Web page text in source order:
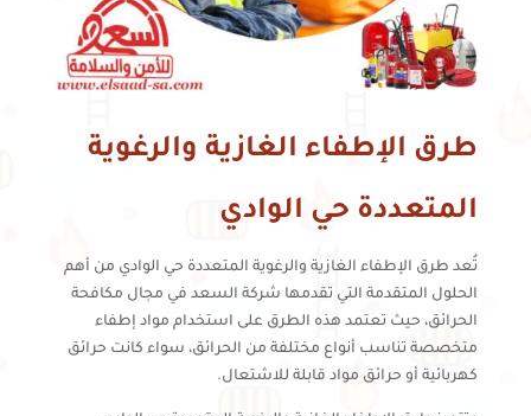
طرق الإطفاء الغازية والرغوية
المتعددة حي الوادي
تُعد طرق الإطفاء الغازية والرغوية المتعددة حي الوادي من أهم
الحلول المتقدمة التي تقدمها شركة السعد في مجال مكافحة
الحرائق، حيث تعتمد هذه الطرق على استخدام مواد إطفاء
متخصصة تناسب أنواع مختلفة من الحرائق، سواء كانت حرائق
كهربائية أو حرائق مواد قابلة للاشتعال.